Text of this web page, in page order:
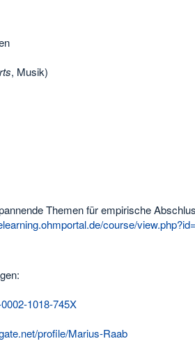
, Musik)
Themen für empirische
course/
1018-745X
profile/Marius-Raab